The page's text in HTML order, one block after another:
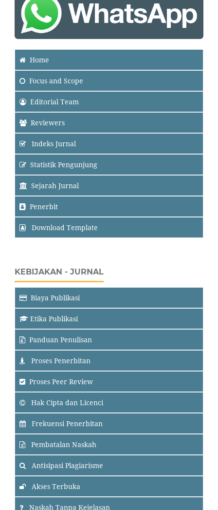
Home
Focus and Scope
Editorial Team
Reviewers
Indeks Jurnal
Statistik Pengunjung
Sejarah Jurnal
Penerbit
Download Template
KEBIJAKAN - JURNAL
Biaya Publikasi
Etika Publikasi
Panduan Penulisan
Proses Penerbitan
Proses Peer Review
Hak Cipta dan Licenci
Frekuensi Penerbitan
Pembatalan Naskah
Antisipasi Plagiarisme
Akses Terbuka
Naskah Tanpa Kejelasan